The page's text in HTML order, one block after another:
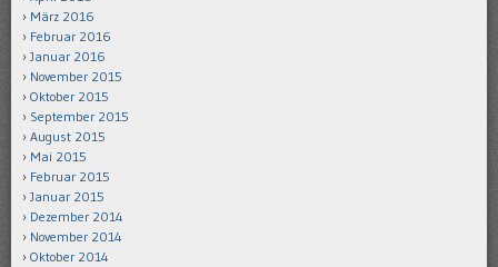
März 2016
Februar 2016
Januar 2016
November 2015
Oktober 2015
September 2015
August 2015
Mai 2015
Februar 2015
Januar 2015
Dezember 2014
November 2014
Oktober 2014